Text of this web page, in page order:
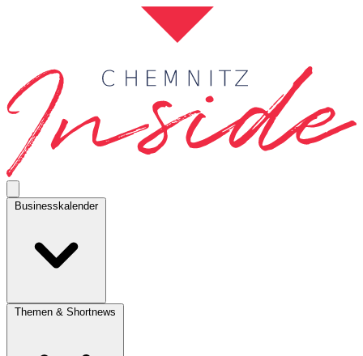
Businesskalender
Themen & Shortnews